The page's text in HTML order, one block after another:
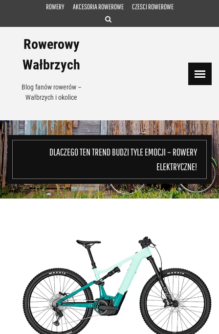
ROWERY AKCESORIA ROWEROWE CZESCI ROWEROWE
Rowerowy
Wałbrzych
Blog fanów rowerów –
Wałbrzych i okolice
DLACZEGO TEN TREND BUDZI TYLE EMOCJI – ROWERY
ELEKTRYCZNE!